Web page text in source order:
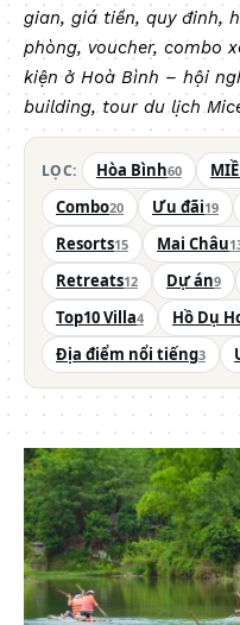
gian, giá tiền, quy đinh,
phòng, voucher, combo
kiện ở Hoà Bình – hội
building, tour du lịch
LỌC: Hòa Bình60
Combo20 Ưu đãi19
Resorts15 Mai Châu
Retreats12 Dự án9
Top10 Villa4 Hồ Dụ
Địa điểm nổi tiếng3